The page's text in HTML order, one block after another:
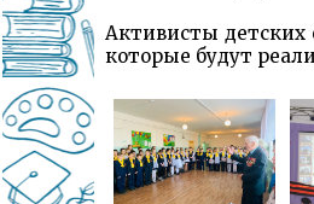
Активисты детских
которые будут